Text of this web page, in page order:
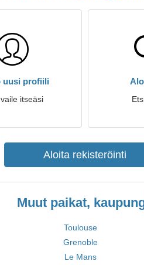
uusi profiili
itseäsi
Aloita rekisteröinti
Muut paikat,
Toulouse
Grenoble
Le Mans